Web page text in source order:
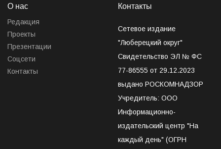
О нас
Редакция
Проекты
Презентации
Соцсети
Контакты
Контакты
Сетевое издание
"Люберецкий округ"
Свидетельство ЭЛ № ФС
77-86555 от 29.12.2023
выдано РОСКОМНАДЗОР
Учредитель: ООО
Информационно-
издательский центр "На
каждый день" (ОГРН